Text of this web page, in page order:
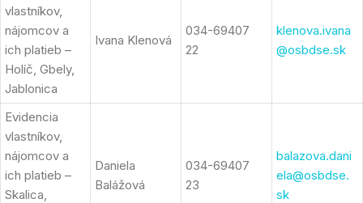
vlastníkov,
nájomcov a
ich platieb –
Holíč, Gbely,
Jablonica
Ivana Klenová
034-69407
22
klenova.ivana
@osbdse.sk
Evidencia
vlastníkov,
nájomcov a
ich platieb –
Skalica,
Daniela
Balážová
034-69407
23
balazova.dani
ela@osbdse.
sk